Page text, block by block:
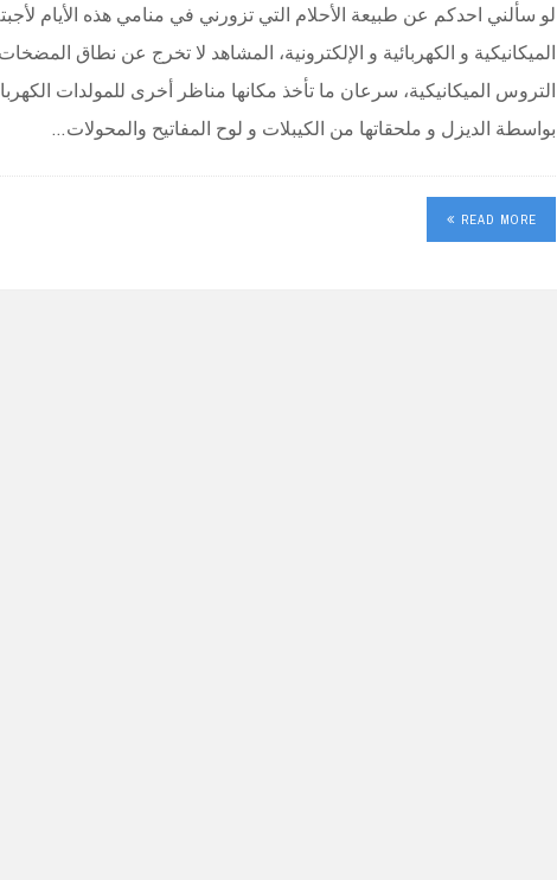
لو سألني احدكم عن طبيعة الأحلام التي تزورني في منامي هذه الأيام
الميكانيكية و الكهربائية و الإلكترونية، المشاهد لا تخرج عن نطاق
التروس الميكانيكية، سرعان ما تأخذ مكانها مناظر أخرى للمولدات
بواسطة الديزل و ملحقاتها من الكيبلات و لوح المفاتيح والمحولات…
READ MORE